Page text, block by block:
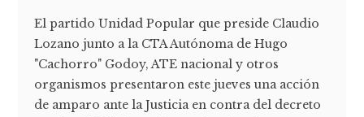
El partido Unidad Popular que preside Claudio
Lozano junto a la CTA Autónoma de Hugo
"Cachorro" Godoy, ATE nacional y otros
organismos presentaron este jueves una acción
de amparo ante la Justicia en contra del decreto